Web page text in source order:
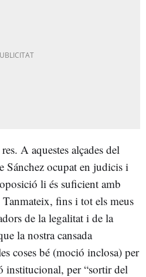
A aquestes alçades del
Sánchez ocupat en judicis i
li és suficient amb
fins i tot els meus
de la legalitat i de la
la nostra cansada
coses bé (moció inclosa) per
institucional, per “sortir del